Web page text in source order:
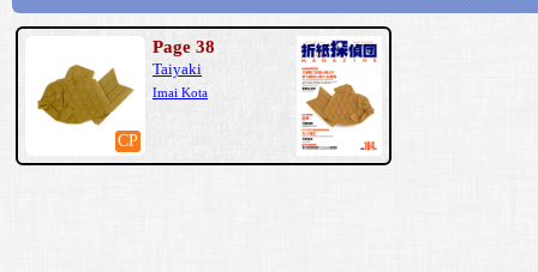
CP
Page 38
Taiyaki
Imai Kota